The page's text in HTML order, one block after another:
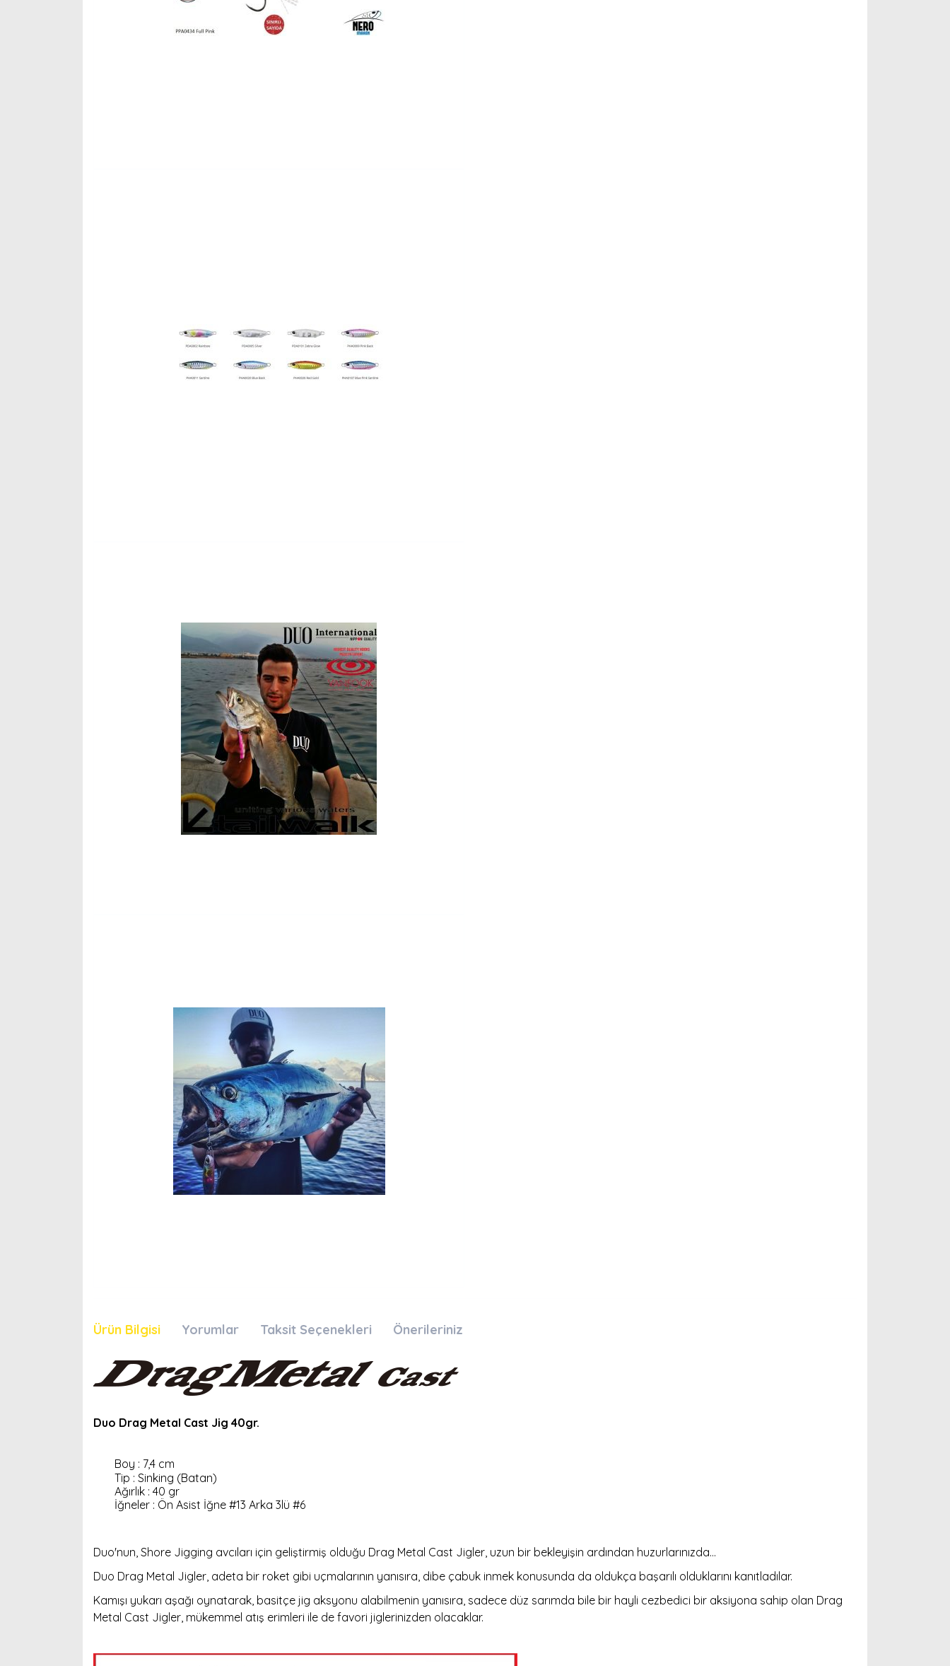
Ürün Bilgisi Yorumlar Taksit Seçenekleri Önerileriniz
Duo Drag Metal Cast Jig 40gr.
Boy : 7,4 cm
Tip : Sinking (Batan)
Ağırlık : 40 gr
İğneler : Ön Asist İğne #13 Arka 3lü #6
Duo'nun, Shore Jigging avcıları için geliştirmiş olduğu Drag Metal Cast Jigler, uzun bir bekleyişin ardından huzurlarınızda...
Duo Drag Metal Jigler, adeta bir roket gibi uçmalarının yanısıra, dibe çabuk inmek konusunda da oldukça başarılı olduklarını kanıtladılar.
Kamışı yukarı aşağı oynatarak, basitçe jig aksyonu alabilmenin yanısıra, sadece düz sarımda bile bir hayli cezbedici bir aksiyona sahip olan Drag
Metal Cast Jigler, mükemmel atış erimleri ile de favori jiglerinizden olacaklar.